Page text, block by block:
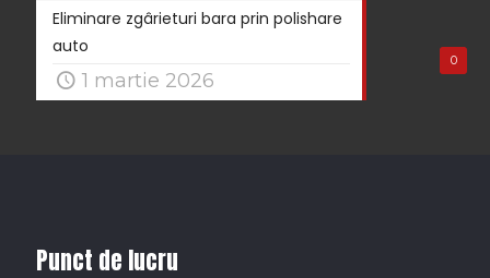
0
Eliminare zgârieturi bara prin polishare
auto
1 martie 2026
Punct de lucru